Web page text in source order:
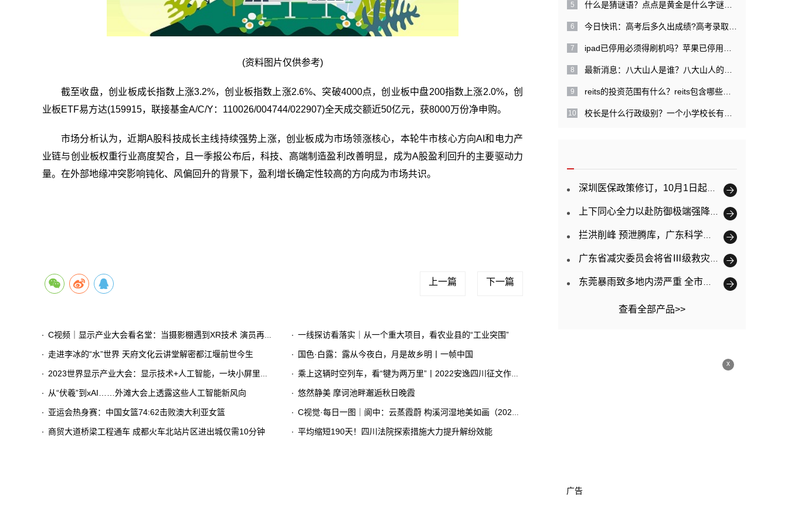
(资料图片仅供参考)
截至收盘，创业板成长指数上涨3.2%，创业板指数上涨2.6%、突破4000点，创业板中盘200指数上涨2.0%，创
业板ETF易方达(159915，联接基金A/C/Y：110026/004744/022907)全天成交额近50亿元，获8000万份净申购。
市场分析认为，近期A股科技成长主线持续强势上涨，创业板成为市场领涨核心，本轮牛市核心方向AI和电力产
业链与创业板权重行业高度契合，且一季报公布后，科技、高端制造盈利改善明显，成为A股盈利回升的主要驱动力
量。在外部地缘冲突影响钝化、风偏回升的背景下，盈利增长确定性较高的方向成为市场共识。
上一篇 下一篇
C视频｜显示产业大会看名堂：当摄影棚遇到XR技术 演员再也不用凭想象力演戏了 一线探访看落实｜从一个重大项目，看农业县的“工业突围”
走进李冰的“水”世界 天府文化云讲堂解密都江堰前世今生 国色·白露：露从今夜白，月是故乡明丨一帧中国
2023世界显示产业大会：显示技术+人工智能，一块小屏里看见大世界 乘上这辆时空列车，看“犍为两万里”丨2022安逸四川征文作品赏①
从“伏羲”到xAI……外滩大会上透露这些人工智能新风向 悠然静美 摩诃池畔邂逅秋日晚霞
亚运会热身赛：中国女篮74:62击败澳大利亚女篮 C视觉·每日一图｜阆中：云蒸霞蔚 构溪河湿地美如画（2023年8月30日）
商贸大道桥梁工程通车 成都火车北站片区进出城仅需10分钟 平均缩短190天！四川法院探索措施大力提升解纷效能
深圳医保政策修订，10月1日起正式实施
上下同心全力以赴防御极端强降雨 广东已提前转移超11万人
拦洪削峰 预泄腾库，广东科学调度防御韩江洪水
广东省减灾委员会将省Ⅲ级救灾应急响应提升为Ⅱ级
东莞暴雨致多地内涝严重 全市已转移3563人
查看全部产品>>
x
广告